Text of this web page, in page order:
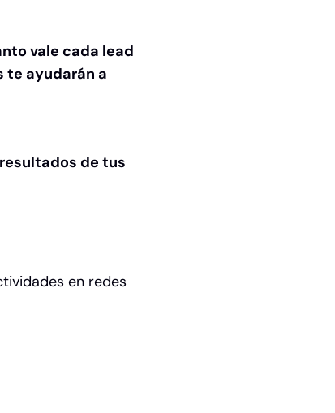
vale cada lead
te ayudarán a
de tus
en redes